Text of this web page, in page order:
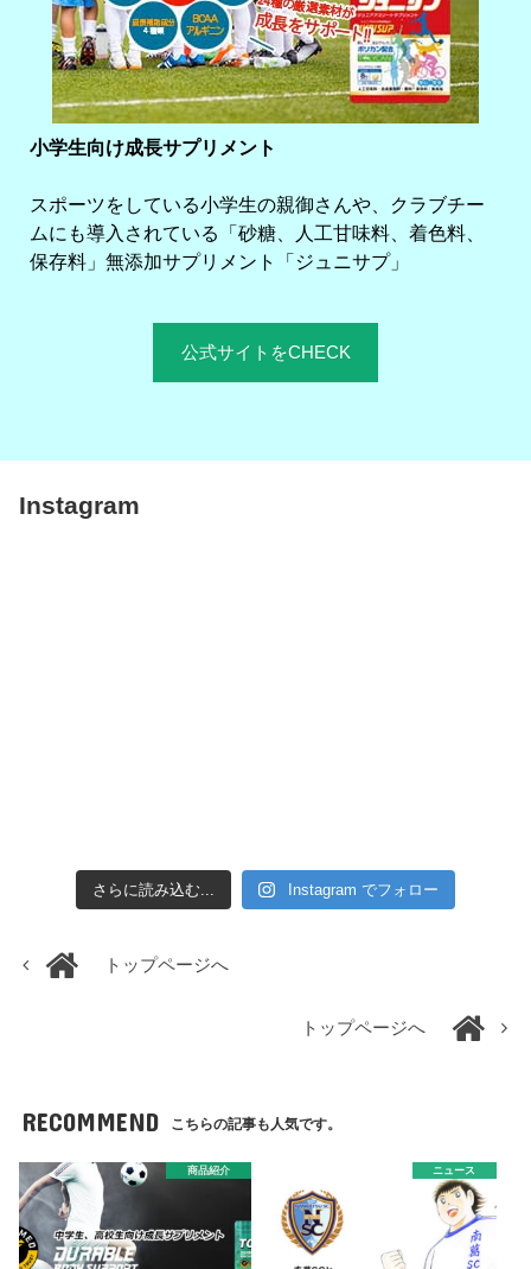
小学生向け成長サプリメント
スポーツをしている小学生の親御さんや、クラブチー
ムにも導入されている「砂糖、人工甘味料、着色料、
保存料」無添加サプリメント「ジュニサプ」
公式サイトをCHECK
Instagram
さらに読み込む... Instagram でフォロー
トップページへ
トップページへ
RECOMMEND こちらの記事も人気です。
商品紹介 ニュース